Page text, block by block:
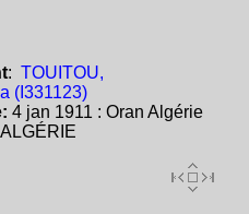
: TOUITOU,
(I331123)
4 jan 1911 : Oran Algérie